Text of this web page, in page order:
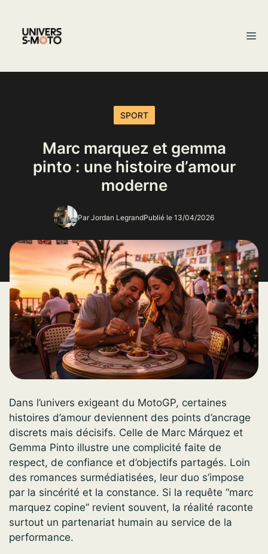
contenu
SPORT
Marc marquez et gemma
pinto : une histoire d’amour
moderne
Par Jordan LegrandPublié le 13/04/2026
Dans l’univers exigeant du MotoGP, certaines
histoires d’amour deviennent des points d’ancrage
discrets mais décisifs. Celle de Marc Márquez et
Gemma Pinto illustre une complicité faite de
respect, de confiance et d’objectifs partagés. Loin
des romances surmédiatisées, leur duo s’impose
par la sincérité et la constance. Si la requête “marc
marquez copine” revient souvent, la réalité raconte
surtout un partenariat humain au service de la
performance.